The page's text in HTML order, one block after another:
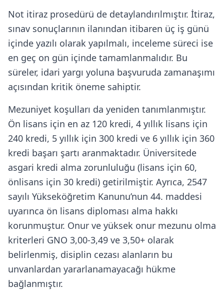
Not itiraz prosedürü de detaylandırılmıştır. İtiraz,
sınav sonuçlarının ilanından itibaren üç iş günü
içinde yazılı olarak yapılmalı, inceleme süreci ise
en geç on gün içinde tamamlanmalıdır. Bu
süreler, idari yargı yoluna başvuruda zamanaşımı
açısından kritik öneme sahiptir.
Mezuniyet koşulları da yeniden tanımlanmıştır.
Ön lisans için en az 120 kredi, 4 yıllık lisans için
240 kredi, 5 yıllık için 300 kredi ve 6 yıllık için 360
kredi başarı şartı aranmaktadır. Üniversitede
asgari kredi alma zorunluluğu (lisans için 60,
önlisans için 30 kredi) getirilmiştir. Ayrıca, 2547
sayılı Yükseköğretim Kanunu’nun 44. maddesi
uyarınca ön lisans diploması alma hakkı
korunmuştur. Onur ve yüksek onur mezunu olma
kriterleri GNO 3,00-3,49 ve 3,50+ olarak
belirlenmiş, disiplin cezası alanların bu
unvanlardan yararlanamayacağı hükme
bağlanmıştır.